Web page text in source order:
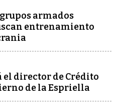
armados
entrenamiento
el director de Crédito
de la Espriella